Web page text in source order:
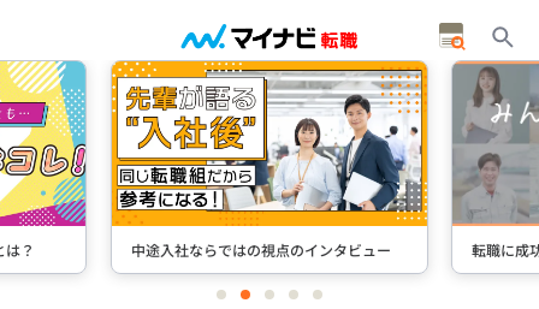
？ 中途入社ならではの視点のインタビュー 転職に成
itemitemitemitemitem